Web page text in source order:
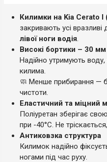
Килимки на Kia Cerato I
закривають усі
лівої ноги водія.
Високі бортики – 30 мм
Надійно утримують воду,
килима.
🧼 Менше прибирання —
чистоти.
Еластичний та міцний
Поліуретан зберігає
при -40°C. Не
Антиковзка структура
Килимок надійно
ногами під час руху.